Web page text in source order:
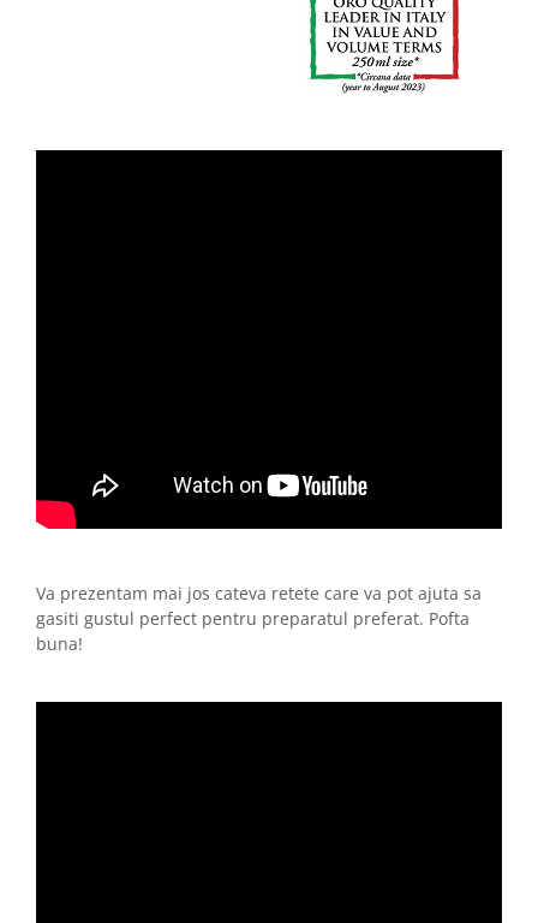
Va prezentam mai jos cateva retete care va pot ajuta sa
gasiti gustul perfect pentru preparatul preferat. Pofta
buna!